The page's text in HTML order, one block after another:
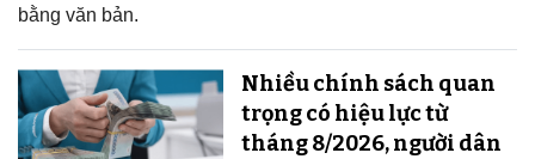
bằng văn bản.
Nhiều chính sách quan
trọng có hiệu lực từ
tháng 8/2026, người dân